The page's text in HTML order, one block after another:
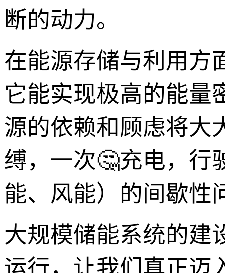
断的动力。
在能源存储与利用方
它能实现极高的能量
源的依赖和顾虑将大
缚，一次🤔充电，行
能、风能）的间歇性
大规模储能系统的建